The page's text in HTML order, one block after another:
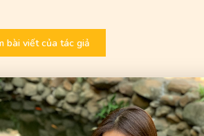
bài viết của tác giả